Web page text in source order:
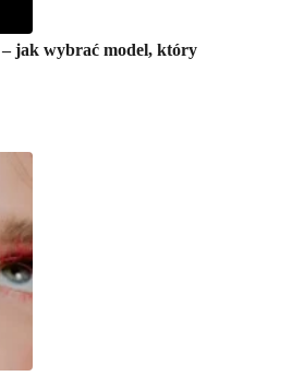
– jak wybrać model, który